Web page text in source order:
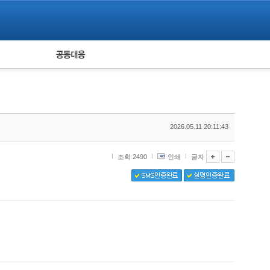
피해자 공동대응
2026.05.11 20:11:43
조회 2490 인쇄 글자